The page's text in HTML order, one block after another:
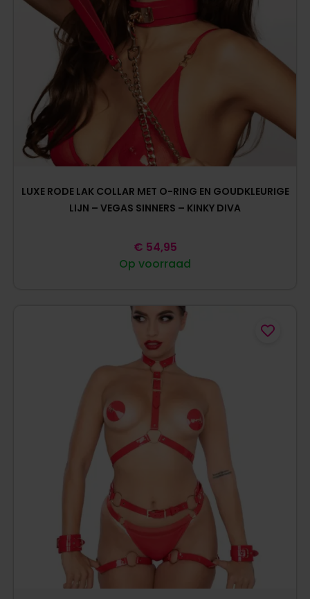
LUXE RODE LAK COLLAR MET O-RING EN GOUDKLEURIGE
LIJN – VEGAS SINNERS – KINKY DIVA
Op voorraad
€ 54,95